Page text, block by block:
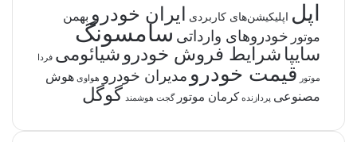
اپل اپلیکیشن‌های کاربردی ایران خودرو بهمن
موتور خودروهای وارداتی سامسونگ
سایپا شرایط فروش خودرو شیائومی فردا
موتور قیمت خودرو مدیران خودرو هواوی هوش
مصنوعی پردازنده کرمان موتور گجت هوشمند گوگل